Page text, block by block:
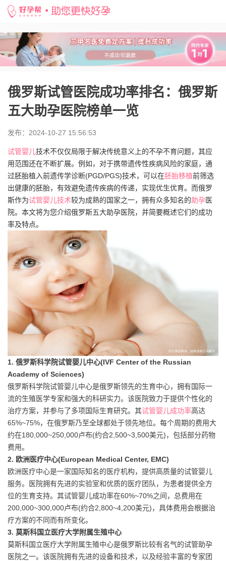
好孕帮 > 备孕知识 >
俄罗斯试管医院成功率排名：俄罗斯五大助孕医院榜单一览
俄罗斯试管医院成功率排名：俄罗斯
五大助孕医院榜单一览
发布：2024-10-27 15:56:53
试管婴儿技术不仅仅局限于解决传统意义上的不孕不育问题，其应
用范围还在不断扩展。例如，对于携带遗传性疾病风险的家庭，通
过胚胎植入前遗传学诊断(PGD/PGS)技术，可以在胚胎移植前筛选
出健康的胚胎，有效避免遗传疾病的传递，实现优生优育。而俄罗
斯作为试管婴儿技术较为成熟的国家之一，拥有众多知名的助孕医
院。本文将为您介绍俄罗斯五大助孕医院，并简要概述它们的成功
率及特点。
1. 俄罗斯科学院试管婴儿中心(IVF Center of the Russian
Academy of Sciences)
俄罗斯科学院试管婴儿中心是俄罗斯领先的生育中心，拥有国际一
流的生殖医学专家和强大的科研实力。该医院致力于提供个性化的
治疗方案，并参与了多项国际生育研究。其试管婴儿成功率高达
65%~75%，在俄罗斯乃至全球都处于领先地位。每个周期的费用大
约在180,000~250,000卢布(约合2,500~3,500美元)，包括部分药物
费用。
2. 欧洲医疗中心(European Medical Center, EMC)
欧洲医疗中心是一家国际知名的医疗机构，提供高质量的试管婴儿
服务。医院拥有先进的实验室和优质的医疗团队，为患者提供全方
位的生育支持。其试管婴儿成功率在60%~70%之间，总费用在
200,000~300,000卢布(约合2,800~4,200美元)，具体费用会根据治
疗方案的不同而有所变化。
3. 莫斯科国立医疗大学附属生殖中心
莫斯科国立医疗大学附属生殖中心是俄罗斯比较有名气的试管助孕
医院之一。该医院拥有先进的设备和技术，以及经验丰富的专家团